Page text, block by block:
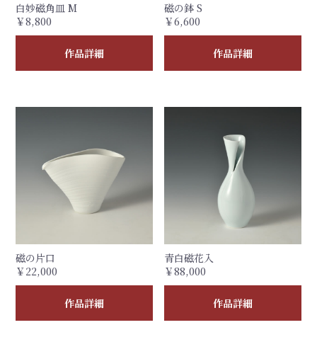
白妙磁角皿 M
￥8,800
作品詳細
磁の鉢 S
￥6,600
作品詳細
磁の片口
￥22,000
作品詳細
青白磁花入
￥88,000
作品詳細